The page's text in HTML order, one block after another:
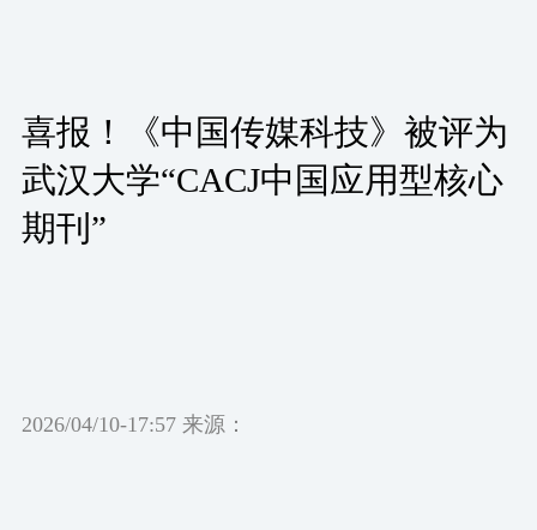
喜报！《中国传媒科技》被评为
武汉大学“CACJ中国应用型核心
期刊”
2026/04/10-17:57 来源：